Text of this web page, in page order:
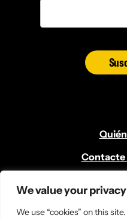
We value your privacy
We use “cookies” on this
Contacte